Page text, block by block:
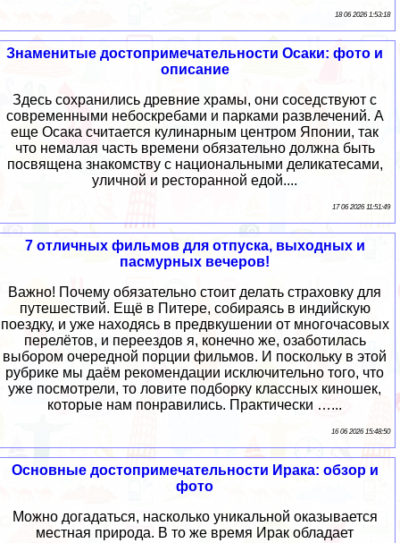
18 06 2026 1:53:18
Знаменитые достопримечательности Осаки: фото и
описание
Здесь сохранились древние храмы, они соседствуют с
современными небоскребами и парками развлечений. А
еще Осака считается кулинарным центром Японии, так
что немалая часть времени обязательно должна быть
посвящена знакомству с национальными деликатесами,
уличной и ресторанной едой....
17 06 2026 11:51:49
7 отличных фильмов для отпуска, выходных и
пасмурных вечеров!
Важно! Почему обязательно стоит делать страховку для
путешествий. Ещё в Питере, собираясь в индийскую
поездку, и уже находясь в предвкушении от многочасовых
перелётов, и переездов я, конечно же, озаботилась
выбором очередной порции фильмов. И поскольку в этой
рубрике мы даём рекомендации исключительно того, что
уже посмотрели, то ловите подборку классных киношек,
которые нам понравились. Практически …...
16 06 2026 15:48:50
Основные достопримечательности Ирака: обзор и
фото
Можно догадаться, насколько уникальной оказывается
местная природа. В то же время Ирак обладает